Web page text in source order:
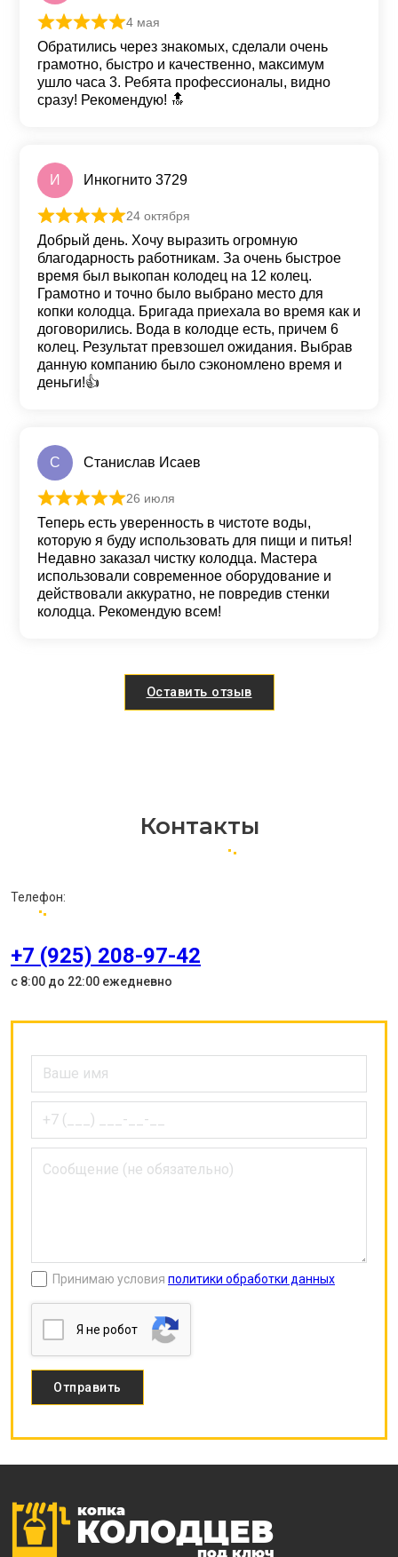
Оценка
4 мая
Обратились через знакомых, сделали очень
грамотно, быстро и качественно, максимум
ушло часа 3. Ребята профессионалы, видно
сразу! Рекомендую! 🔝
И Инкогнито 3729
Оценка
24 октября
Добрый день. Хочу выразить огромную
благодарность работникам. За очень быстрое
время был выкопан колодец на 12 колец.
Грамотно и точно было выбрано место для
копки колодца. Бригада приехала во время как и
договорились. Вода в колодце есть, причем 6
колец. Результат превзошел ожидания. Выбрав
данную компанию было сэкономлено время и
деньги!👍
С Станислав Исаев
Оценка
26 июля
Теперь есть уверенность в чистоте воды,
которую я буду использовать для пищи и питья!
Недавно заказал чистку колодца. Мастера
использовали современное оборудование и
действовали аккуратно, не повредив стенки
колодца. Рекомендую всем!
Оставить отзыв
Контакты
Телефон:
+7 (925) 208-97-42
с 8:00 до 22:00 ежедневно
Принимаю условия политики обработки данных
Я нe poбoт